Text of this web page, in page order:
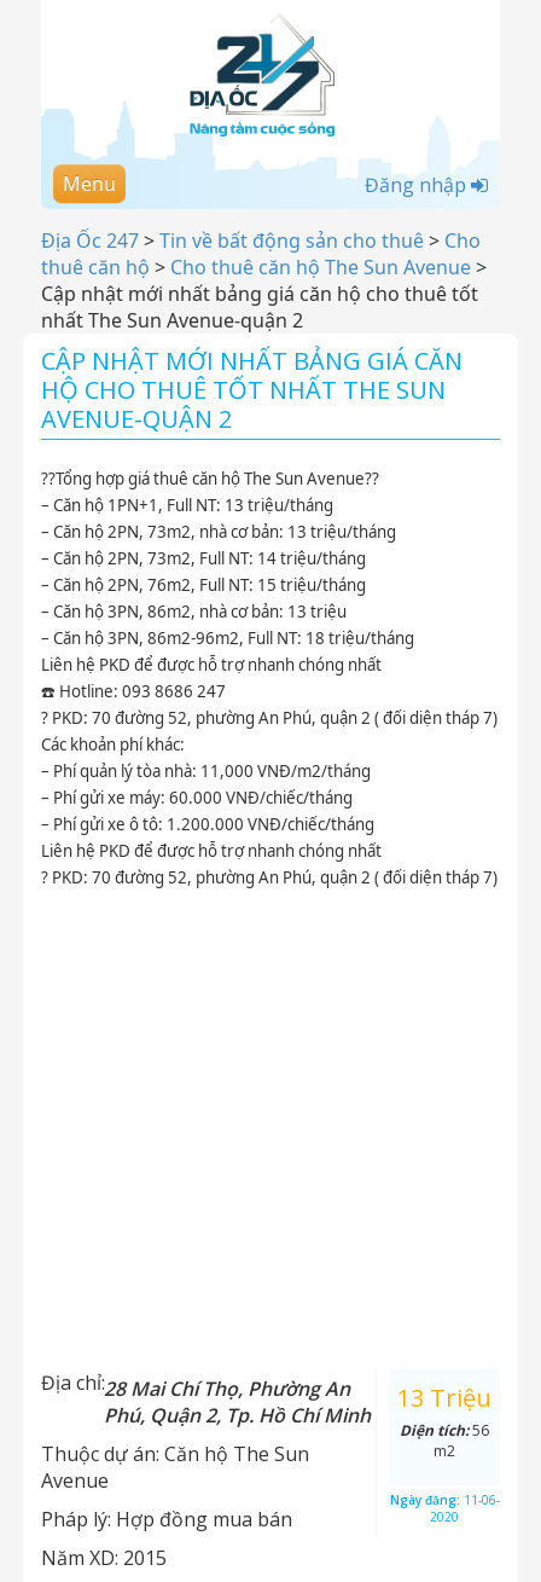
Menu Đăng nhập
Địa Ốc 247>Tin về bất động sản cho thuê> Cho
thuê căn hộ > Cho thuê căn hộ The Sun Avenue>
Cập nhật mới nhất bảng giá căn hộ cho thuê tốt
nhất The Sun Avenue-quận 2
CẬP NHẬT MỚI NHẤT BẢNG GIÁ CĂN
HỘ CHO THUÊ TỐT NHẤT THE SUN
AVENUE-QUẬN 2
??Tổng hợp giá thuê căn hộ The Sun Avenue??
– Căn hộ 1PN+1, Full NT: 13 triệu/tháng
– Căn hộ 2PN, 73m2, nhà cơ bản: 13 triệu/tháng
– Căn hộ 2PN, 73m2, Full NT: 14 triệu/tháng
– Căn hộ 2PN, 76m2, Full NT: 15 triệu/tháng
– Căn hộ 3PN, 86m2, nhà cơ bản: 13 triệu
– Căn hộ 3PN, 86m2-96m2, Full NT: 18 triệu/tháng
Liên hệ PKD để được hỗ trợ nhanh chóng nhất
☎️ Hotline: 093 8686 247
? PKD: 70 đường 52, phường An Phú, quận 2 ( đối diện tháp 7)
Các khoản phí khác:
– Phí quản lý tòa nhà: 11,000 VNĐ/m2/tháng
– Phí gửi xe máy: 60.000 VNĐ/chiếc/tháng
– Phí gửi xe ô tô: 1.200.000 VNĐ/chiếc/tháng
Liên hệ PKD để được hỗ trợ nhanh chóng nhất
? PKD: 70 đường 52, phường An Phú, quận 2 ( đối diện tháp 7)
Địa chỉ:28 Mai Chí Thọ, Phường An
Phú, Quận 2, Tp. Hồ Chí Minh
Thuộc dự án: Căn hộ The Sun
Avenue
Pháp lý: Hợp đồng mua bán
Năm XD: 2015
13 Triệu
Diện tích:56
m2
Ngày đăng: 11-06-
2020